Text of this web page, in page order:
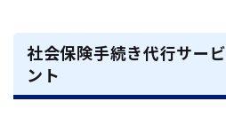
社会保険手続き代行サー
ント